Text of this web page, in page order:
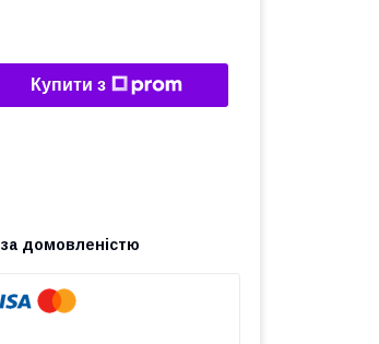
Купити з
за домовленістю